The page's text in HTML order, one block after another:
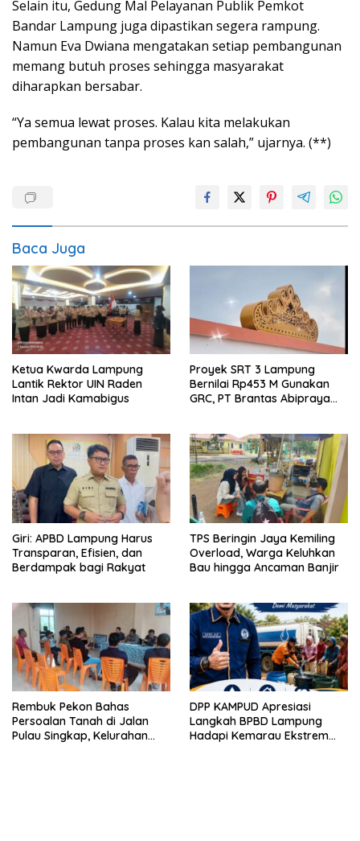
Selain itu, Gedung Mal Pelayanan Publik Pemkot
Bandar Lampung juga dipastikan segera rampung.
Namun Eva Dwiana mengatakan setiap pembangunan
memang butuh proses sehingga masyarakat
diharapkan bersabar.
“Ya semua lewat proses. Kalau kita melakukan
pembangunan tanpa proses kan salah,” ujarnya. (**)
Baca Juga
Ketua Kwarda Lampung
Lantik Rektor UIN Raden
Intan Jadi Kamabigus
Proyek SRT 3 Lampung
Bernilai Rp453 M Gunakan
GRC, PT Brantas Abipraya
Giri: APBD Lampung Harus
Transparan, Efisien, dan
Berdampak bagi Rakyat
TPS Beringin Jaya Kemiling
Overload, Warga Keluhkan
Bau hingga Ancaman Banjir
Rembuk Pekon Bahas
Persoalan Tanah di Jalan
Pulau Singkap, Kelurahan
DPP KAMPUD Apresiasi
Langkah BPBD Lampung
Hadapi Kemarau Ekstrem